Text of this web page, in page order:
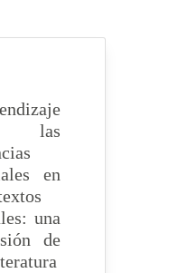
las
en
una
de